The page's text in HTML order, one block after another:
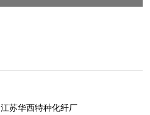
江苏华西特种化纤厂